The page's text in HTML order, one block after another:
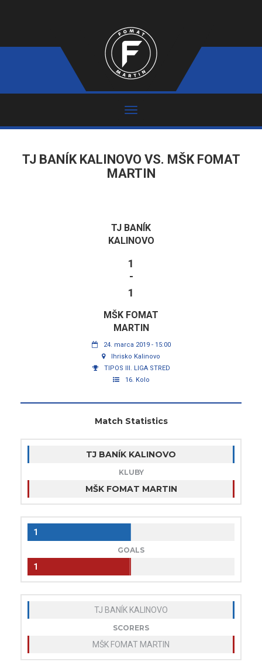
TJ BANÍK KALINOVO VS. MŠK FOMAT
MARTIN
TJ BANÍK
KALINOVO
1
-
1
MŠK FOMAT
MARTIN
24. marca 2019 - 15:00
Ihrisko Kalinovo
TIPOS III. LIGA STRED
16. Kolo
Match Statistics
TJ BANÍK KALINOVO
KLUBY
MŠK FOMAT MARTIN
1
GOALS
1
TJ BANÍK KALINOVO
SCORERS
MŠK FOMAT MARTIN